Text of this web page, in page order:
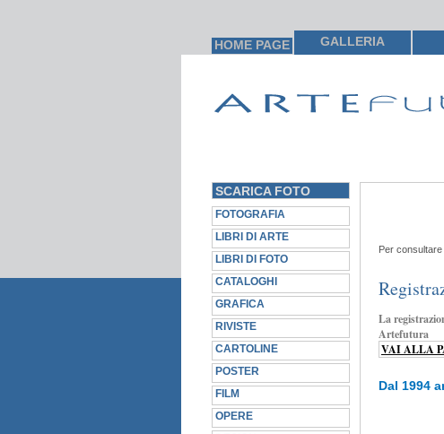
HOME PAGE GALLERIA
SCARICA FOTO
FOTOGRAFIA
LIBRI DI ARTE
LIBRI DI FOTO
CATALOGHI
GRAFICA
RIVISTE
CARTOLINE
POSTER
FILM
OPERE
Per
La
Artefutura
VAI ALLA
Dal 1994